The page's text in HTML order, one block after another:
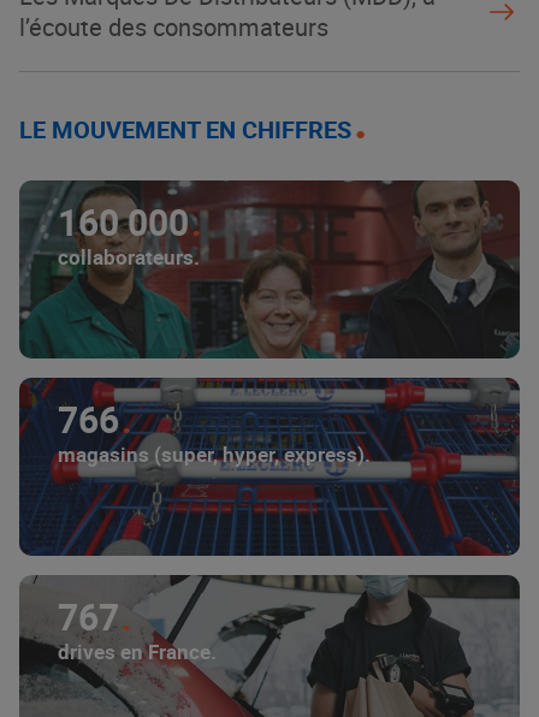
l’écoute des consommateurs
LE MOUVEMENT EN CHIFFRES
160 000
collaborateurs.
766
magasins (super, hyper, express).
767
drives en France.